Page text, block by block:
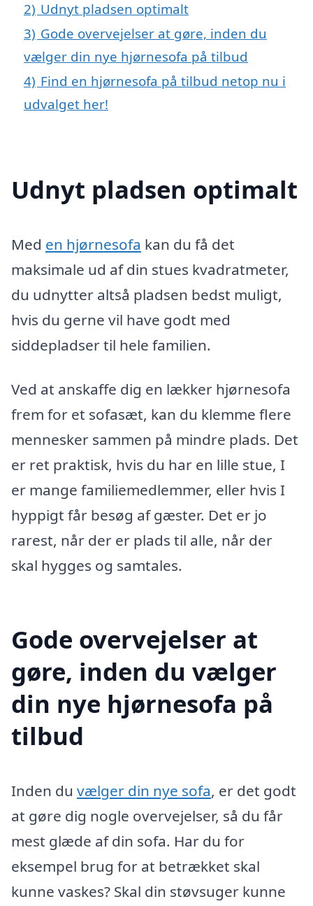
2) Udnyt pladsen optimalt
3) Gode overvejelser at gøre, inden du
vælger din nye hjørnesofa på tilbud
4) Find en hjørnesofa på tilbud netop nu i
udvalget her!
Udnyt pladsen optimalt
Med en hjørnesofa kan du få det
maksimale ud af din stues kvadratmeter,
du udnytter altså pladsen bedst muligt,
hvis du gerne vil have godt med
siddepladser til hele familien.
Ved at anskaffe dig en lækker hjørnesofa
frem for et sofasæt, kan du klemme flere
mennesker sammen på mindre plads. Det
er ret praktisk, hvis du har en lille stue, I
er mange familiemedlemmer, eller hvis I
hyppigt får besøg af gæster. Det er jo
rarest, når der er plads til alle, når der
skal hygges og samtales.
Gode overvejelser at
gøre, inden du vælger
din nye hjørnesofa på
tilbud
Inden du vælger din nye sofa, er det godt
at gøre dig nogle overvejelser, så du får
mest glæde af din sofa. Har du for
eksempel brug for at betrækket skal
kunne vaskes? Skal din støvsuger kunne